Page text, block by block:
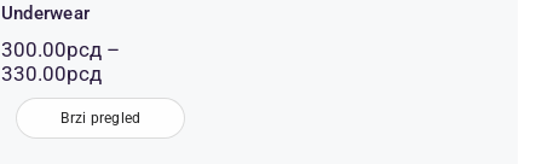
Underwear
300.00рсд –
330.00рсдРаспон
цена:
од
300.00рсд
Brzi pregled